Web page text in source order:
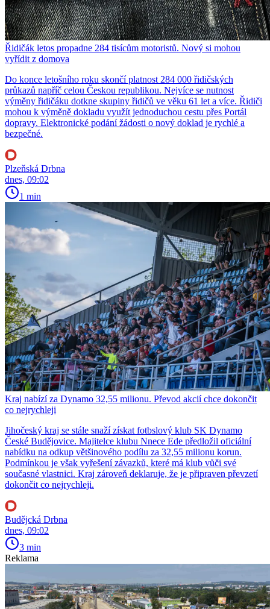
Řidičák letos propadne 284 tisícům motoristů. Nový si mohou
vyřídit z domova
Do konce letošního roku skončí platnost 284 000 řidičských
průkazů napříč celou Českou republikou. Nejvíce se nutnost
výměny řidičáku dotkne skupiny řidičů ve věku 61 let a více. Řidiči
mohou k výměně dokladu využít jednoduchou cestu přes Portál
dopravy. Elektronické podání žádosti o nový doklad je rychlé a
bezpečné.
Plzeňská Drbna
dnes, 09:02
1 min
Kraj nabízí za Dynamo 32,55 milionu. Převod akcií chce dokončit
co nejrychleji
Jihočeský kraj se stále snaží získat fotbslový klub SK Dynamo
České Budějovice. Majitelce klubu Nnece Ede předložil oficiální
nabídku na odkup většinového podílu za 32,55 milionu korun.
Podmínkou je však vyřešení závazků, které má klub vůči své
současné vlastnici. Kraj zároveň deklaruje, že je připraven převzetí
dokončit co nejrychleji.
Budějcká Drbna
dnes, 09:02
3 min
Reklama